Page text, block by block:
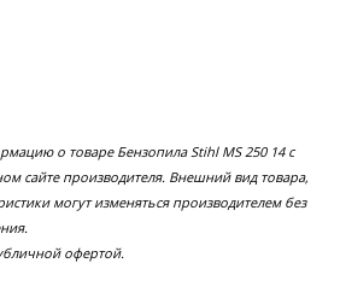
о товаре Бензопила Stihl MS 250 14 с
сайте производителя. Внешний вид товара,
могут изменяться производителем без
офертой.